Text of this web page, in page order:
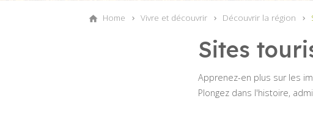
Home Vivre et découvrir Découvrir la région
Sites
Apprenez-en plus sur les
Plongez dans l'histoire,